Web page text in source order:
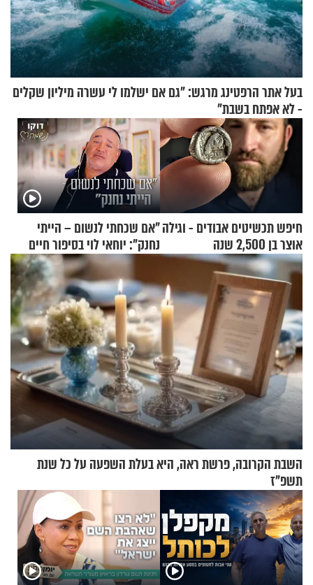
בעל אתר הרפטינג מרגש: "גם אם ישלמו לי עשרה מיליון שקלים
- לא אפתח בשבת"
חיפש תכשיטים אבודים - וגילה
אוצר בן 2,500 שנה
"אם שכחתי לנשום – הייתי
נחנק": יוחאי לוי בסיפור חיים
מעורר השראה
השבת הקרובה, פרשת ראה, היא בעלת השפעה על כל שנת
תשפ"ז